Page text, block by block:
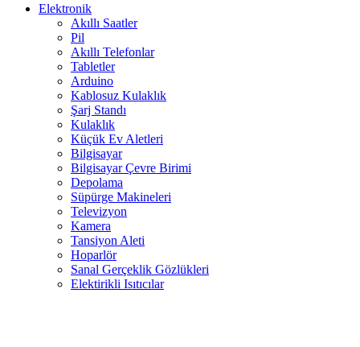
Elektronik
Akıllı Saatler
Pil
Akıllı Telefonlar
Tabletler
Arduino
Kablosuz Kulaklık
Şarj Standı
Kulaklık
Küçük Ev Aletleri
Bilgisayar
Bilgisayar Çevre Birimi
Depolama
Süpürge Makineleri
Televizyon
Kamera
Tansiyon Aleti
Hoparlör
Sanal Gerçeklik Gözlükleri
Elektirikli Isıtıcılar